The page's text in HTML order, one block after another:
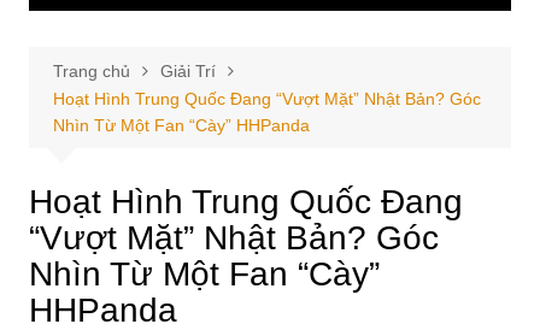
Trang chủ
Giải Trí
Hoạt Hình Trung Quốc Đang “Vượt Mặt” Nhật Bản? Góc
Nhìn Từ Một Fan “Cày” HHPanda
Hoạt Hình Trung Quốc Đang
“Vượt Mặt” Nhật Bản? Góc
Nhìn Từ Một Fan “Cày”
HHPanda